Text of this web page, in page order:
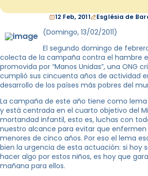
12 Feb, 2011 Església de
(Domingo, 13/02/2011)
El segundo domingo de
colecta de la campaña contra el hambre
promovida por “Manos Unidas”, una ONG
cumplió sus cincuenta años de actividad
desarrollo de los países más pobres del
La campaña de este año tiene como lema
y está centrada en el cuarto objetivo del
mortandad infantil, esto es, luchas con
nuestro alcance para evitar que enfermen
menores de cinco años. Por eso el lema
bien la urgencia de esta actuación: si hoy
hacer algo por estos niños, es hoy que
mañana para ellos.